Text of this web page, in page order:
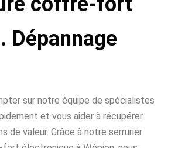
Dépannage
sur notre équipe de spécialistes
et vous aider à récupérer
de valeur. Grâce à notre serrurier